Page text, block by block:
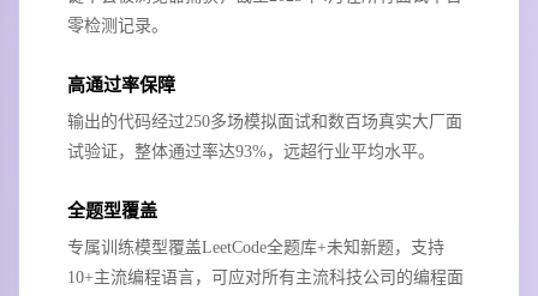
零检测记录。
高通过率保障
输出的代码经过250多场模拟面试和数百场真实大厂面
试验证，整体通过率达93%，远超行业平均水平。
全题型覆盖
专属训练模型覆盖LeetCode全题库+未知新题，支持
10+主流编程语言，可应对所有主流科技公司的编程面